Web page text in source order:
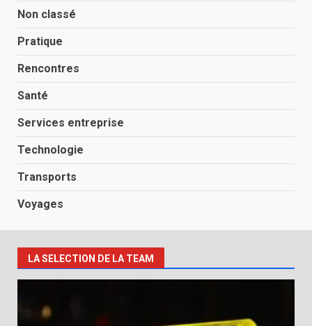
Non classé
Pratique
Rencontres
Santé
Services entreprise
Technologie
Transports
Voyages
LA SELECTION DE LA TEAM